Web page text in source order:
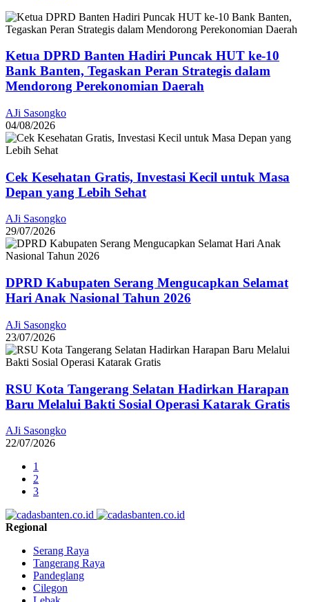
Ketua DPRD Banten Hadiri Puncak HUT ke-10
Bank Banten, Tegaskan Peran Strategis dalam
Mendorong Perekonomian Daerah
AJi Sasongko
04/08/2026
Cek Kesehatan Gratis, Investasi Kecil untuk Masa
Depan yang Lebih Sehat
AJi Sasongko
29/07/2026
DPRD Kabupaten Serang Mengucapkan Selamat
Hari Anak Nasional Tahun 2026
AJi Sasongko
23/07/2026
RSU Kota Tangerang Selatan Hadirkan Harapan
Baru Melalui Bakti Sosial Operasi Katarak Gratis
AJi Sasongko
22/07/2026
1
2
3
Regional
Serang Raya
Tangerang Raya
Pandeglang
Cilegon